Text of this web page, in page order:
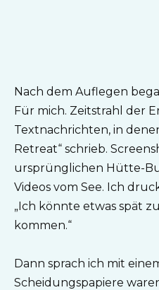
Nach dem Auflegen
Für mich. Zeitstrahl der
Textnachrichten, in
Retreat“ schrieb.
ursprünglichen Hütte-
Videos vom See. Ich
„Ich könnte etwas spät
kommen.“
Dann sprach ich mit
Scheidungspapiere